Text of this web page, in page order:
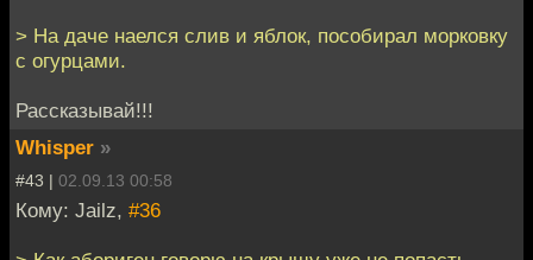
> На даче наелся слив и яблок, пособирал морковку
с огурцами.
Рассказывай!!!
Whisper »
#43 | 02.09.13 00:58
Кому: Jailz, #36